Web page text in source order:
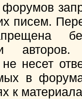
писем.
несет
в
к